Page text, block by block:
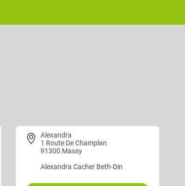
Alexandra
1 Route De Champlan
91300 Massy
Alexandra Cacher Beth-Din